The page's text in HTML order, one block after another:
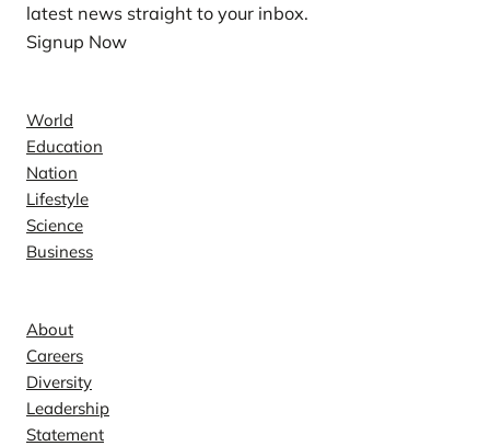
latest news straight to your inbox.
Signup Now
World
Education
Nation
Lifestyle
Science
Business
About
Careers
Diversity
Leadership
Statement